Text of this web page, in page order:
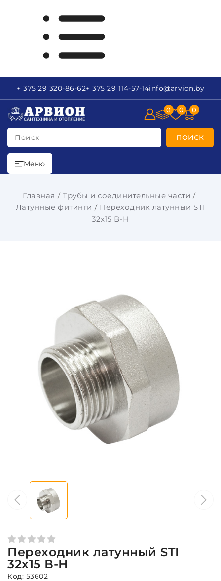
+ 375 29 320-86-62+ 375 29 114-57-14info@arvion.by
Поиск ПОИСК
0 0 0
Меню
Главная
Трубы и соединительные части
Латунные фитинги
Переходник латунный STI
32x15 В-Н
Переходник латунный STI
32x15 В-Н
Код: 53602